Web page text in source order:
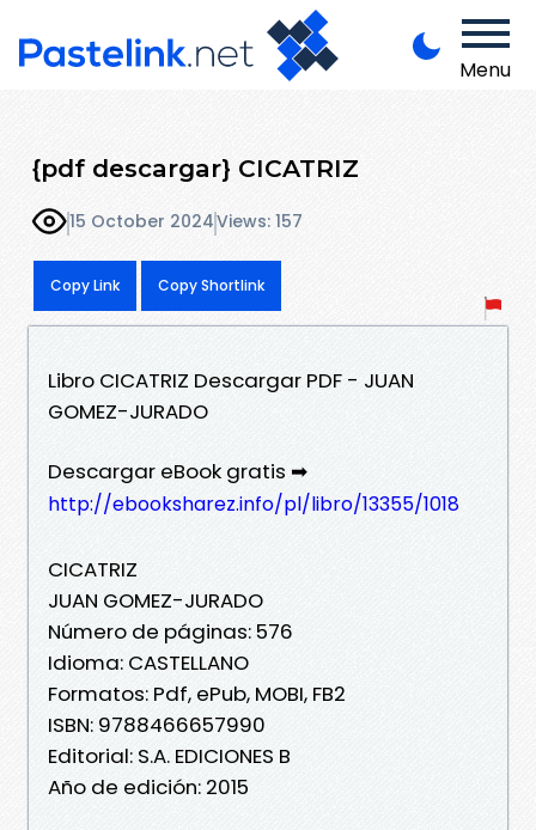
Menu
{pdf descargar} CICATRIZ
15 October 2024Views: 157
Copy Link Copy Shortlink
Libro CICATRIZ Descargar PDF - JUAN
GOMEZ-JURADO
Descargar eBook gratis ➡
http://ebooksharez.info/pl/libro/13355/1018
CICATRIZ
JUAN GOMEZ-JURADO
Número de páginas: 576
Idioma: CASTELLANO
Formatos: Pdf, ePub, MOBI, FB2
ISBN: 9788466657990
Editorial: S.A. EDICIONES B
Año de edición: 2015